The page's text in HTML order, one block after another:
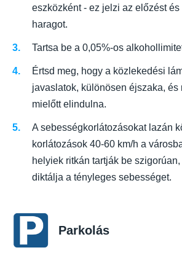
eszközként - ez jelzi az előzést
haragot.
Tartsa be a 0,05%-os
Értsd meg, hogy a közlekedési
javaslatok, különösen éjszaka,
mielőtt elindulna.
A sebességkorlátozásokat lazán
korlátozások 40-60 km/h a
helyiek ritkán tartják be
diktálja a tényleges sebességet.
Parkolás